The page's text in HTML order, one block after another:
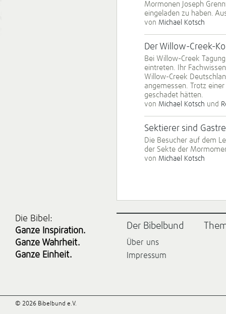
Mormonen Joseph
eingeladen zu haben.
von Michael Kotsch
Der Willow-Creek-
Bei Willow-Creek
eintreten. Ihr
Willow-Creek
angemessen. Trotz
geschadet hätten.
von Michael Kotsch und
Sektierer sind
Die Besucher auf dem
der Sekte der
von Michael Kotsch
Die Bibel:
Ganze Inspiration.
Ganze Wahrheit.
Ganze Einheit.
Der Bibelbund
Über uns
Impressum
© 2026 Bibelbund e.V.